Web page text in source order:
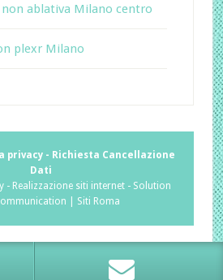
ablativa Milano centro
plexr Milano
privacy - Richiesta Cancellazione
Dati
- Realizzazione siti internet- Solution
Siti Roma